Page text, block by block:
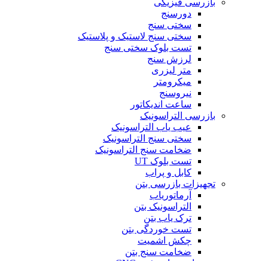
دورسنج
سختی سنج
سختی سنج لاستیک و پلاستیک
تست بلوک سختی سنج
لرزش سنج
متر لیزری
میکرومتر
نیروسنج
ساعت اندیکاتور
بازرسی التراسونیک
عیب یاب التراسونیک
سختی سنج التراسونیک
ضخامت سنج التراسونیک
تست بلوک UT
کابل و پراب
تجهیزات بازرسی بتن
آرماتوریاب
التراسونیک بتن
ترک یاب بتن
تست خوردگی بتن
چکش اشمیت
ضخامت سنج بتن